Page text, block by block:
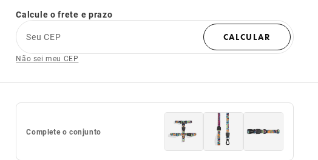
Calcule o frete e prazo
Seu CEP
CALCULAR
Não sei meu CEP
Complete o conjunto